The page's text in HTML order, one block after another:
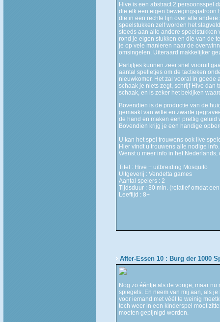
Hive is een abstract 2 persoonsspel
die elk een eigen bewegingspatroon
die in een rechte lijn over alle
speelstukken zelf worden het
steeds aan alle andere speelstukken
rond je eigen stukken en die van de
je op vele manieren naar de
omsingelen. Uiteraard makkelijker
Partijtjes kunnen zeer snel vooruit
aantal spelletjes om de tactieken
nieuwkomer. Het zal vooral in goede
schaak je niets zegt, schrijf Hive dan
schaak, en is zeker het bekijken
Bovendien is de productie van de
gemaakt van witte en zwarte
de hand en maken een prettig
Bovendien krijg je een handige
U kan het spel trouwens ook live
Hier vindt u trouwens alle nodige
Wenst u meer info in het
Titel : Hive + uitbreiding Mosquito
Uitgeverij : Vendetta games
Aantal spelers : 2
Tijdsduur : 30 min. (relatief omdat
Leeftijd : 8+
After-Essen 10 : Burg der 1000
Nog zo ééntje als de vorige, maar
spiegels. En neem van mij aan, als
voor iemand met véél te weinig
toch weer in een kinderspel moet
moeten gepijnigd worden.